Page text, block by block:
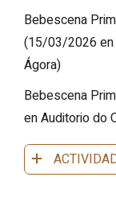
Bebescena
(15/03/2026
Ágora)
Bebescena
en Auditorio do